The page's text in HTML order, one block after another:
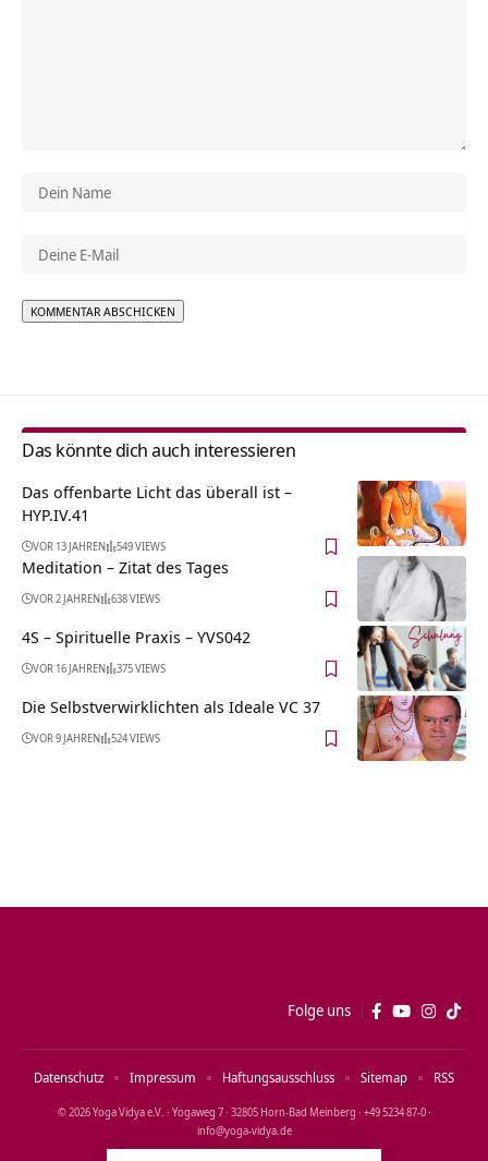
Das könnte dich auch interessieren
Das offenbarte Licht das überall ist –
HYP.IV.41
VOR 13 JAHREN 549 VIEWS
Meditation – Zitat des Tages
VOR 2 JAHREN 638 VIEWS
4S – Spirituelle Praxis – YVS042
VOR 16 JAHREN 375 VIEWS
Die Selbstverwirklichten als Ideale VC 37
VOR 9 JAHREN 524 VIEWS
Folge uns
© 2026 Yoga Vidya e.V. · Yogaweg 7 · 32805 Horn‑Bad Meinberg · +49 5234 87‑0 ·
info@yoga‑vidya.de
Datenschutz Impressum Haftungsausschluss Sitemap RSS